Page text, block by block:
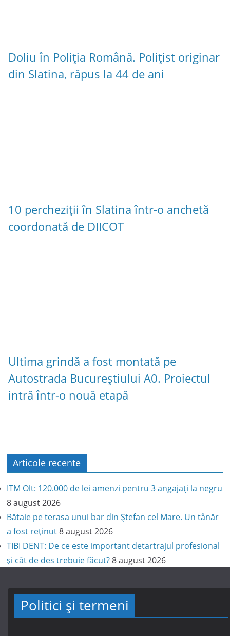
Doliu în Poliția Română. Polițist originar
din Slatina, răpus la 44 de ani
10 percheziții în Slatina într-o anchetă
coordonată de DIICOT
Ultima grindă a fost montată pe
Autostrada Bucureștiului A0. Proiectul
intră într-o nouă etapă
Articole recente
ITM Olt: 120.000 de lei amenzi pentru 3 angajați la negru
8 august 2026
Bătaie pe terasa unui bar din Ștefan cel Mare. Un tânăr
a fost reținut 8 august 2026
TIBI DENT: De ce este important detartrajul profesional
și cât de des trebuie făcut? 8 august 2026
Politici și termeni